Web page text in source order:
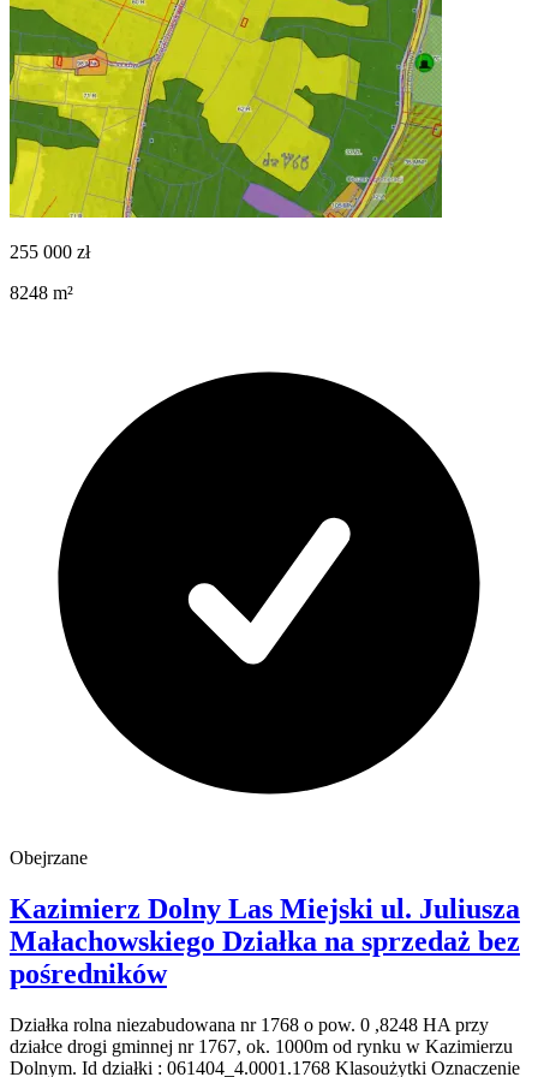
255 000 zł
8248 m²
Obejrzane
Kazimierz Dolny Las Miejski ul. Juliusza
Małachowskiego Działka na sprzedaż bez
pośredników
Działka rolna niezabudowana nr 1768 o pow. 0 ,8248 HA przy
działce drogi gminnej nr 1767, ok. 1000m od rynku w Kazimierzu
Dolnym. Id działki : 061404_4.0001.1768 Klasoużytki Oznaczenie